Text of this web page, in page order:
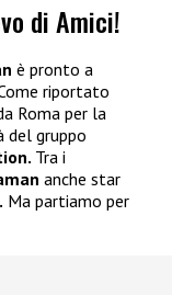
di Amici!
è pronto a
riportato
Roma per la
del gruppo
Tra i
anche star
Ma partiamo per